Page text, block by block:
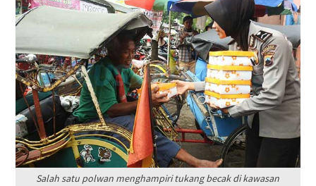
Salah satu polwan menghampiri tukang becak di kawasan